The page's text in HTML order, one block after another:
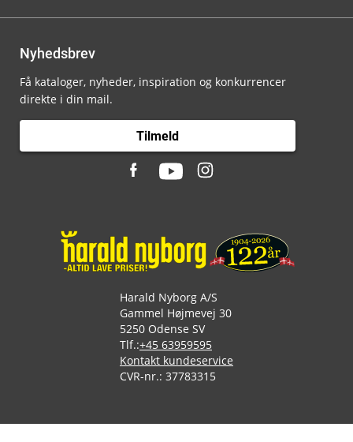
Nyhedsbrev
Få kataloger, nyheder, inspiration og konkurrencer
direkte i din mail.
Tilmeld
Harald Nyborg A/S
Gammel Højmevej 30
5250 Odense SV
Tlf.:+45 63959595
Kontakt kundeservice
CVR-nr.: 37783315